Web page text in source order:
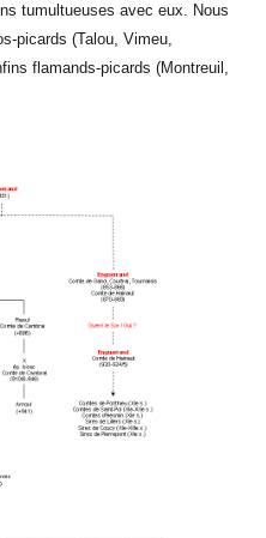
tumultueuses avec eux. Nous
picards (Talou, Vimeu,
flamands-picards (Montreuil,